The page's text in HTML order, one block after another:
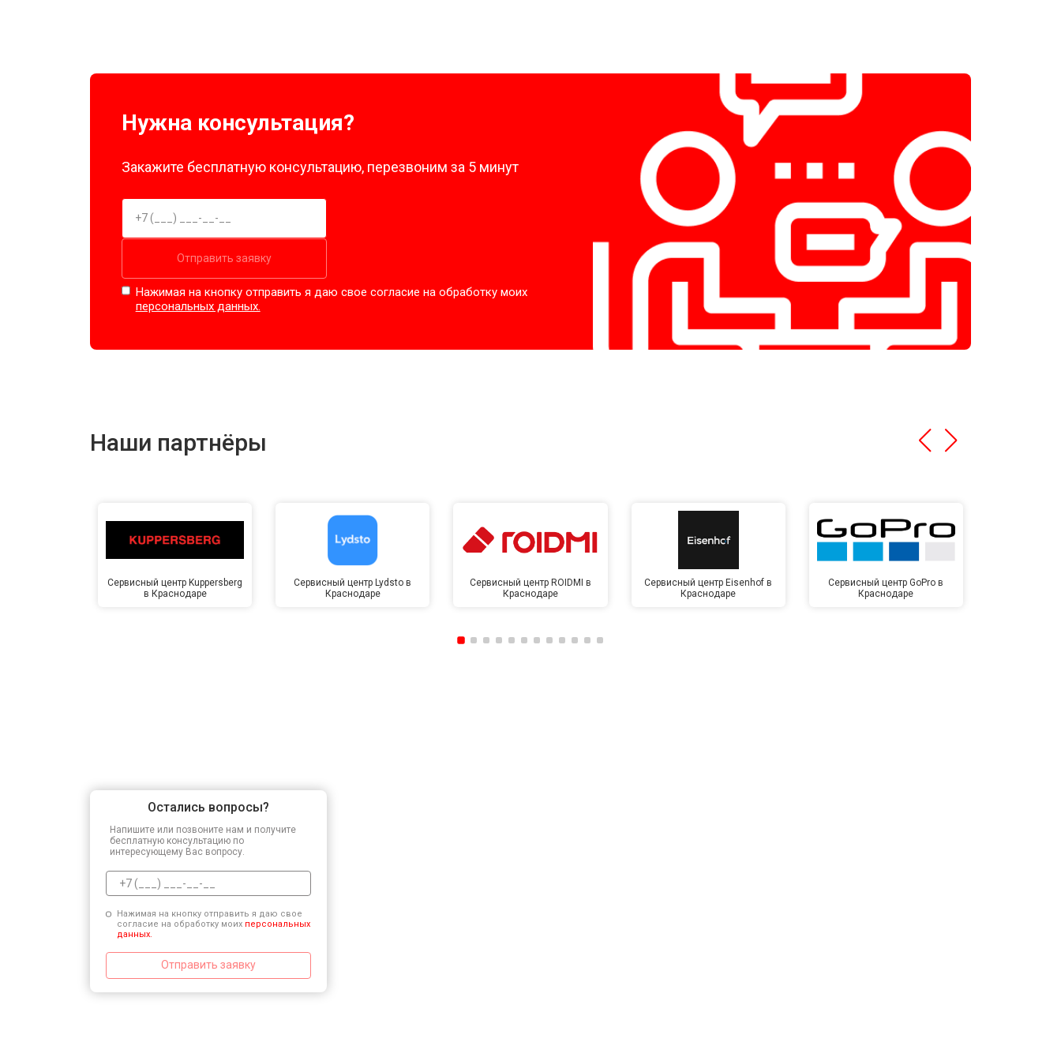
Нужна консультация?
Закажите бесплатную консультацию, перезвоним за 5 минут
Отправить заявку
Нажимая на кнопку отправить я даю свое согласие на обработку моих
персональных данных.
Наши партнёры
Сервисный центр Kuppersberg
в Краснодаре
Сервисный центр Lydsto в
Краснодаре
Сервисный центр ROIDMI в
Краснодаре
Сервисный центр Eisenhof в
Краснодаре
Сервисный центр GoPro в
Краснодаре
Остались вопросы?
Напишите или позвоните нам и получите
бесплатную консультацию по
интересующему Вас вопросу.
Нажимая на кнопку отправить я даю свое
согласие на обработку моих персональных
данных.
Отправить заявку